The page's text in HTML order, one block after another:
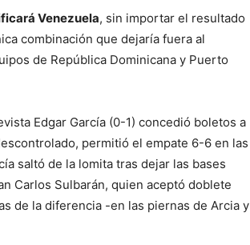
Venezuela, sin importar el resultado
combinación que dejaría fuera al
de República Dominicana y Puerto
Edgar García (0-1) concedió boletos a
permitió el empate 6-6 en las
saltó de la lomita tras dejar las bases
Carlos Sulbarán, quien aceptó doblete
de la diferencia -en las piernas de Arcia y